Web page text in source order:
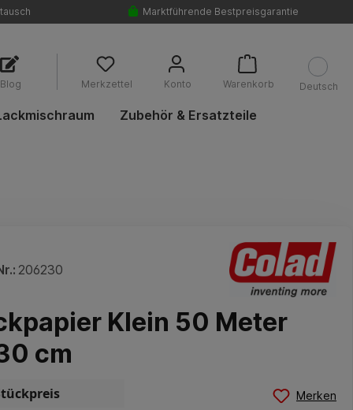
Marktführende Bestpreisgarantie
Blog Merkzettel Konto Warenkorb Deutsch
Zubehör & Ersatzteile
206230
Klein 50 Meter
cm
Merken